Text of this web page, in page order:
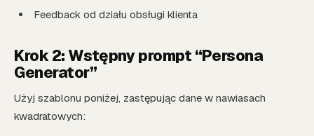
Feedback od działu obsługi klienta
Krok 2: Wstępny prompt “Persona
Generator”
Użyj szablonu poniżej, zastępując dane w nawiasach
kwadratowych: